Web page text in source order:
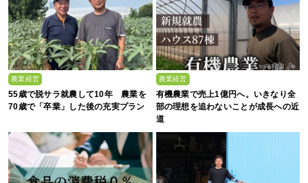
農業経営
55歳で脱サラ就農して10年 農業を
70歳で「卒業」した後の充実プラン
農業経営
有機農業で売上1億円へ。いきなり全
部の理想を追わないことが成長への近
道